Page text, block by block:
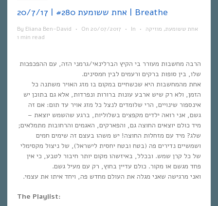
אחת ששומעת #280 | 20/7/17 | Breathe
By Eliana Ben-David • On 20/07/2017 • In אחת ששומעת, מוזיקה
•
1 min read
הרבה מחשבות מעורר בי הקיץ הברלינאי/גרמני הזה, עם ההפכפכות
שלו, בין סופות ברקים ורעמים לבין חמסינים.
אחת מהמחשבות היא שכשחיים במקום בו מזג האויר משתנה כל
הזמן, ולא רק שיש ארבע עונות ברורות ונפרדות, אלא גם בתוכן יש
אינספור שינויים, הרי שלומדים לנצל כל מזג אויר עד תום: אם זה
גשם, אני רואה ילדים מקפצים בשלוליות, ברגע שהשמש יוצאת –
מיד כולם יוצאים החוצה גם, והפארקים, האגמים והרחובות מתמלאים;
שלג? מיד עם מזחלות החוצה! יש משהו בעצם זה שימים חמים
ושמשיים נדירים פה (בטח ובטח יחסית לישראל), של ניצול מקסימלי
של כל קרן שמש. ובכלל, באיזשהו מקום יותר חיבור לטבע, כי אין
פחד מגשם או מקור. כולם עדיין בחוץ, רק עם מעיל גשם.
ואני מרגישה שאני מגלה את העולם מחדש פה, ויחד איתו את עצמי.
The Playlist: